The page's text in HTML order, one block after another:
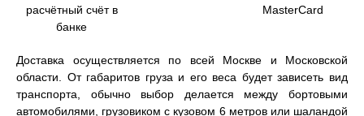
расчётный счёт в
банке
MasterCard
Доставка осуществляется по всей Москве и Московской
области. От габаритов груза и его веса будет зависеть вид
транспорта, обычно выбор делается между бортовыми
автомобилями, грузовиком с кузовом 6 метров или шаландой